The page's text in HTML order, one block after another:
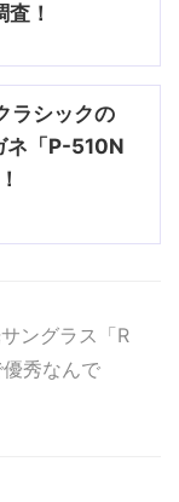
！
ラシックの
ネ「P-510N
ングラス「R
秀なんで